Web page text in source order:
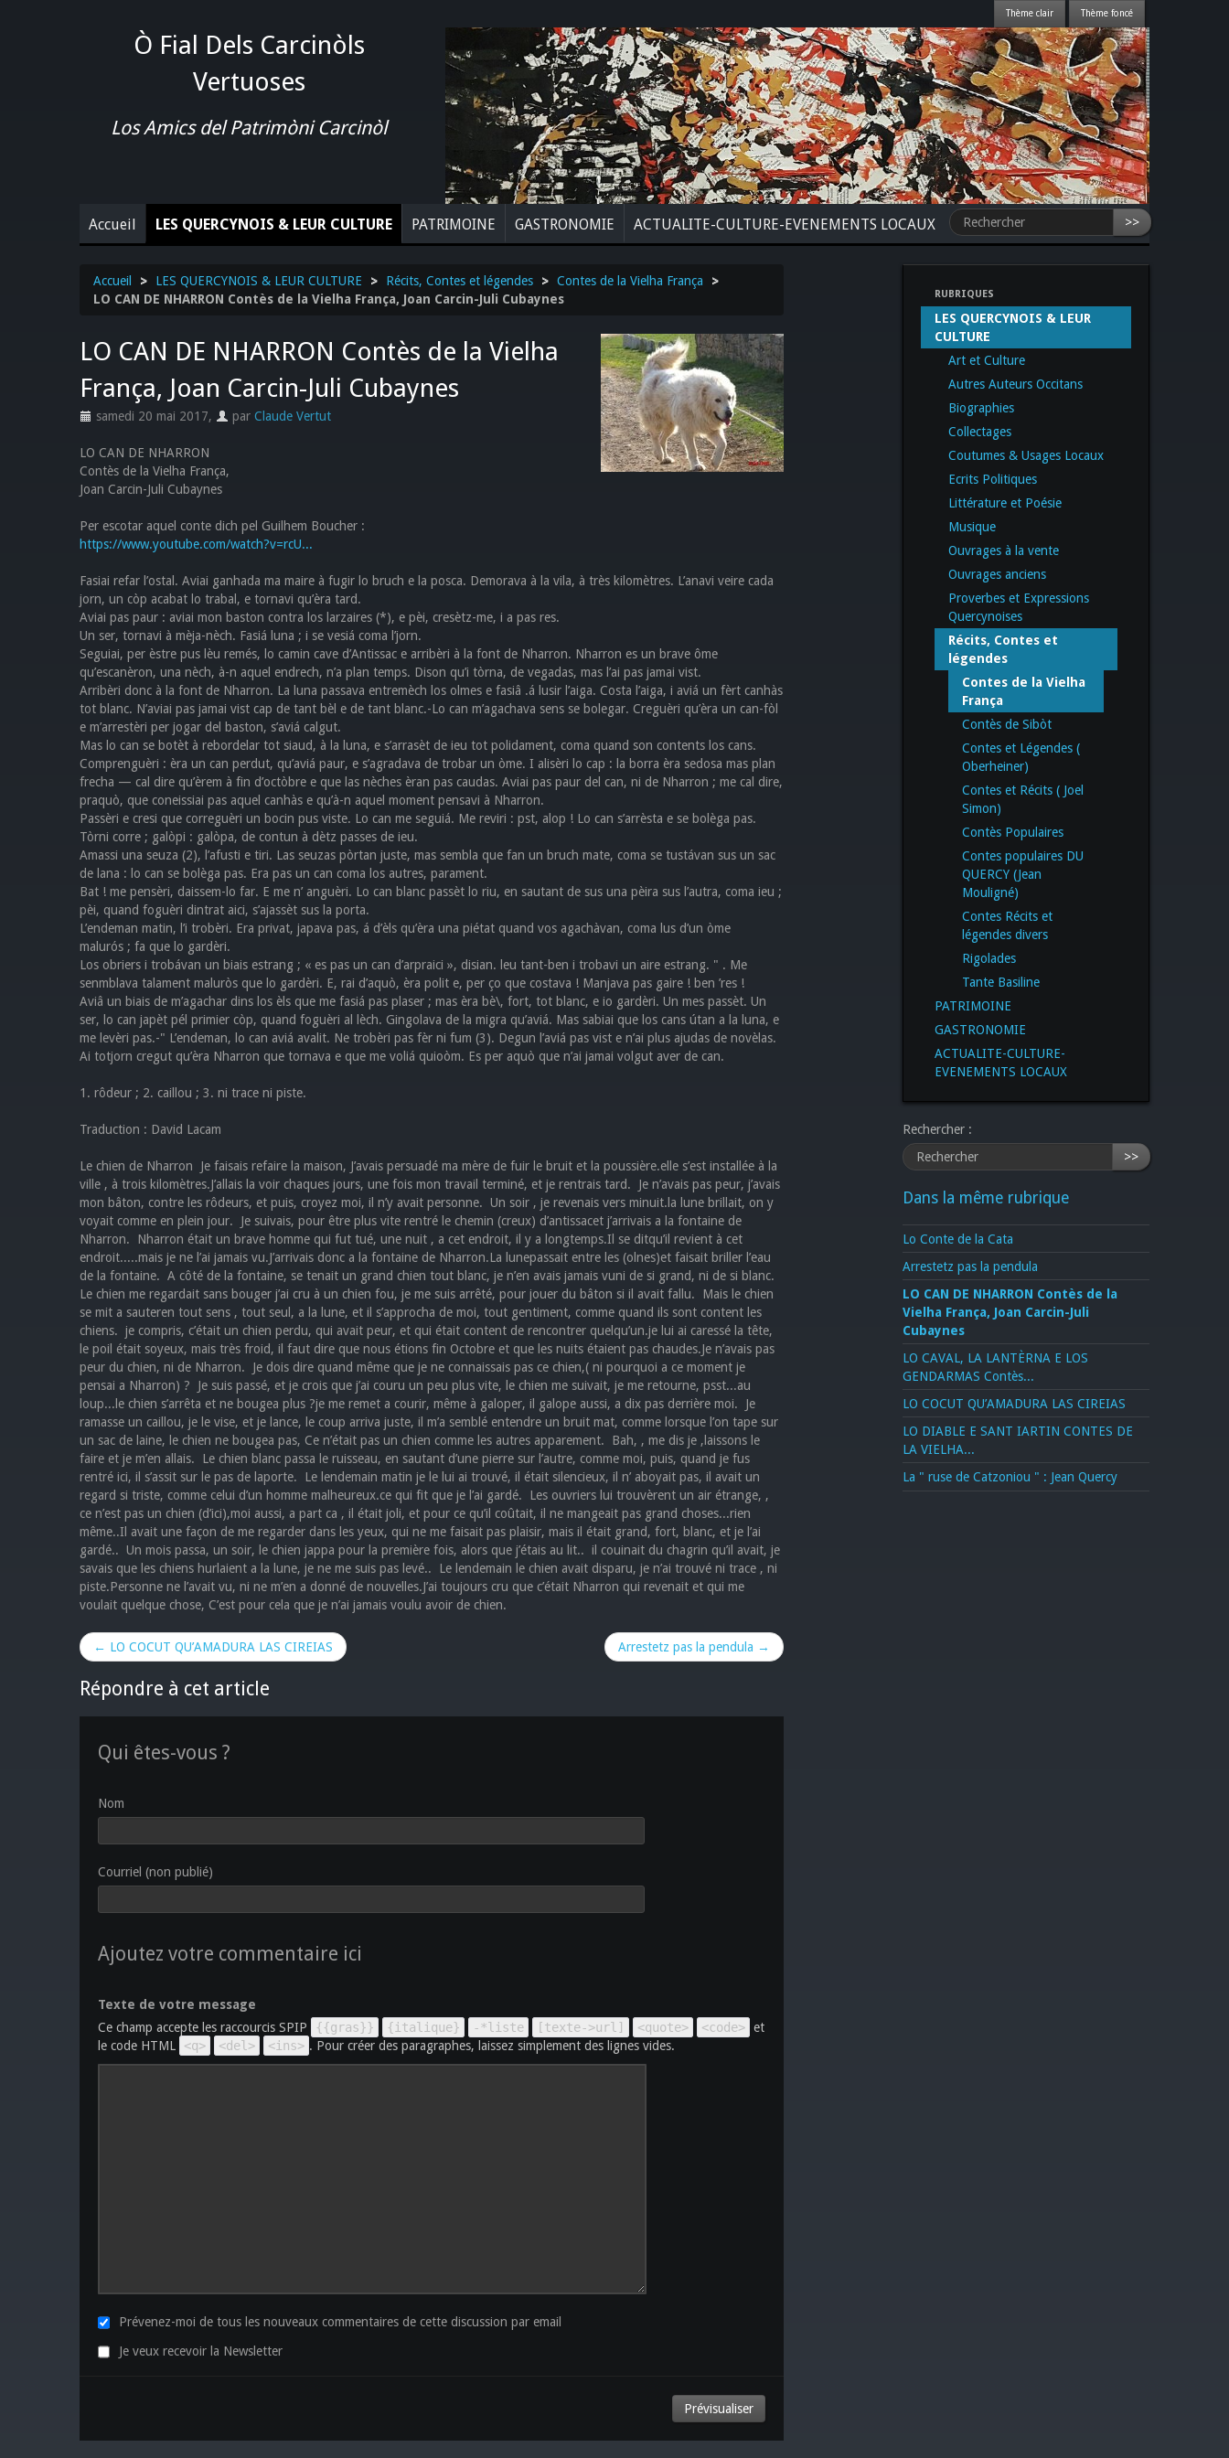
Ò Fial Dels Carcinòls
Vertuoses
Los Amics del Patrimòni Carcinòl
Accueil LES QUERCYNOIS & LEUR CULTURE PATRIMOINE GASTRONOMIE ACTUALITE-CULTURE-EVENEMENTS LOCAUX >>
Accueil > LES QUERCYNOIS & LEUR CULTURE > Récits, Contes et légendes > Contes de la Vielha França
>
LO CAN DE NHARRON Contès de la Vielha França, Joan Carcin-Juli Cubaynes
LO CAN DE NHARRON Contès de la Vielha
França, Joan Carcin-Juli Cubaynes
samedi 20 mai 2017, par Claude Vertut
LO CAN DE NHARRON
Contès de la Vielha França,
Joan Carcin-Juli Cubaynes
Per escotar aquel conte dich pel Guilhem Boucher :
https://www.youtube.com/watch?v=rcU...
Fasiai refar l’ostal. Aviai ganhada ma maire à fugir lo bruch e la posca. Demorava à la vila, à très kilomètres. L’anavi veire cada
jorn, un còp acabat lo trabal, e tornavi qu’èra tard.
Aviai pas paur : aviai mon baston contra los larzaires (*), e pèi, cresètz-me, i a pas res.
Un ser, tornavi à mèja-nèch. Fasiá luna ; i se vesiá coma l’jorn.
Seguiai, per èstre pus lèu remés, lo camin cave d’Antissac e arribèri à la font de Nharron. Nharron es un brave ôme
qu’escanèron, una nèch, à-n aquel endrech, n’a plan temps. Dison qu’i tòrna, de vegadas, mas l’ai pas jamai vist.
Arribèri donc à la font de Nharron. La luna passava entremèch los olmes e fasiâ .á lusir l’aiga. Costa l’aiga, i aviá un fèrt canhàs
tot blanc. N’aviai pas jamai vist cap de tant bèl e de tant blanc.-Lo can m’agachava sens se bolegar. Creguèri qu’èra un can-fòl
e m’arrestèri per jogar del baston, s’aviá calgut.
Mas lo can se botèt à rebordelar tot siaud, à la luna, e s’arrasèt de ieu tot polidament, coma quand son contents los cans.
Comprenguèri : èra un can perdut, qu’aviá paur, e s’agradava de trobar un òme. I alisèri lo cap : la borra èra sedosa mas plan
frecha — cal dire qu’èrem à fin d’octòbre e que las nèches èran pas caudas. Aviai pas paur del can, ni de Nharron ; me cal dire,
praquò, que coneissiai pas aquel canhàs e qu’à-n aquel moment pensavi à Nharron.
Passèri e cresi que correguèri un bocin pus viste. Lo can me seguiá. Me reviri : pst, alop ! Lo can s’arrèsta e se bolèga pas.
Tòrni corre ; galòpi : galòpa, de contun à dètz passes de ieu.
Amassi una seuza (2), l’afusti e tiri. Las seuzas pòrtan juste, mas sembla que fan un bruch mate, coma se tustávan sus un sac
de lana : lo can se bolèga pas. Era pas un can coma los autres, parament.
Bat ! me pensèri, daissem-lo far. E me n’ anguèri. Lo can blanc passèt lo riu, en sautant de sus una pèira sus l’autra, coma ieu ;
pèi, quand foguèri dintrat aici, s’ajassèt sus la porta.
L’endeman matin, l’i trobèri. Era privat, japava pas, á d’èls qu’èra una piétat quand vos agachàvan, coma lus d’un òme
malurós ; fa que lo gardèri.
Los obriers i trobávan un biais estrang ; « es pas un can d’arpraici », disian. leu tant-ben i trobavi un aire estrang. " . Me
senmblava talament maluròs que lo gardèri. E, rai d’aquò, èra polit e, per ço que costava ! Manjava pas gaire ! ben ’res !
Aviâ un biais de m’agachar dins los èls que me fasiá pas plaser ; mas èra bè\, fort, tot blanc, e io gardèri. Un mes passèt. Un
ser, lo can japèt pél primier còp, quand foguèri al lèch. Gingolava de la migra qu’aviá. Mas sabiai que los cans útan a la luna, e
me levèri pas.-" L’endeman, lo can aviá avalit. Ne trobèri pas fèr ni fum (3). Degun l’aviá pas vist e n’ai plus ajudas de novèlas.
Ai totjorn cregut qu’èra Nharron que tornava e que me voliá quioòm. Es per aquò que n’ai jamai volgut aver de can.
1. rôdeur ; 2. caillou ; 3. ni trace ni piste.
Traduction : David Lacam
Le chien de Nharron Je faisais refaire la maison, J’avais persuadé ma mère de fuir le bruit et la poussière.elle s’est installée à la
ville , à trois kilomètres.J’allais la voir chaques jours, une fois mon travail terminé, et je rentrais tard. Je n’avais pas peur, j’avais
mon bâton, contre les rôdeurs, et puis, croyez moi, il n’y avait personne. Un soir , je revenais vers minuit.la lune brillait, on y
voyait comme en plein jour. Je suivais, pour être plus vite rentré le chemin (creux) d’antissacet j’arrivais a la fontaine de
Nharron. Nharron était un brave homme qui fut tué, une nuit , a cet endroit, il y a longtemps.Il se ditqu’il revient à cet
endroit.....mais je ne l’ai jamais vu.J’arrivais donc a la fontaine de Nharron.La lunepassait entre les (olnes)et faisait briller l’eau
de la fontaine. A côté de la fontaine, se tenait un grand chien tout blanc, je n’en avais jamais vuni de si grand, ni de si blanc.
Le chien me regardait sans bouger j’ai cru à un chien fou, je me suis arrêté, pour jouer du bâton si il avait fallu. Mais le chien
se mit a sauteren tout sens , tout seul, a la lune, et il s’approcha de moi, tout gentiment, comme quand ils sont content les
chiens. je compris, c’était un chien perdu, qui avait peur, et qui était content de rencontrer quelqu’un.je lui ai caressé la tête,
le poil était soyeux, mais très froid, il faut dire que nous étions fin Octobre et que les nuits étaient pas chaudes.Je n’avais pas
peur du chien, ni de Nharron. Je dois dire quand même que je ne connaissais pas ce chien,( ni pourquoi a ce moment je
pensai a Nharron) ? Je suis passé, et je crois que j’ai couru un peu plus vite, le chien me suivait, je me retourne, psst...au
loup...le chien s’arrêta et ne bougea plus ?je me remet a courir, même à galoper, il galope aussi, a dix pas derrière moi. Je
ramasse un caillou, je le vise, et je lance, le coup arriva juste, il m’a semblé entendre un bruit mat, comme lorsque l’on tape sur
un sac de laine, le chien ne bougea pas, Ce n’était pas un chien comme les autres apparement. Bah, , me dis je ,laissons le
faire et je m’en allais. Le chien blanc passa le ruisseau, en sautant d’une pierre sur l’autre, comme moi, puis, quand je fus
rentré ici, il s’assit sur le pas de laporte. Le lendemain matin je le lui ai trouvé, il était silencieux, il n’ aboyait pas, il avait un
regard si triste, comme celui d’un homme malheureux.ce qui fit que je l’ai gardé. Les ouvriers lui trouvèrent un air étrange, ,
ce n’est pas un chien (d’ici),moi aussi, a part ca , il était joli, et pour ce qu’il coûtait, il ne mangeait pas grand choses...rien
même..Il avait une façon de me regarder dans les yeux, qui ne me faisait pas plaisir, mais il était grand, fort, blanc, et je l’ai
gardé.. Un mois passa, un soir, le chien jappa pour la première fois, alors que j’étais au lit.. il couinait du chagrin qu’il avait, je
savais que les chiens hurlaient a la lune, je ne me suis pas levé.. Le lendemain le chien avait disparu, je n’ai trouvé ni trace , ni
piste.Personne ne l’avait vu, ni ne m’en a donné de nouvelles.J’ai toujours cru que c’était Nharron qui revenait et qui me
voulait quelque chose, C’est pour cela que je n’ai jamais voulu avoir de chien.
← LO COCUT QU’AMADURA LAS CIREIAS Arrestetz pas la pendula →
Répondre à cet article
Qui êtes-vous ?
Nom
Courriel (non publié)
Ajoutez votre commentaire ici
Texte de votre message
Ce champ accepte les raccourcis SPIP
{{gras}} {italique} -*liste [texte->url] <quote> <code> et
le code HTML
<q> <del> <ins> . Pour créer des paragraphes, laissez simplement des lignes vides.
Prévenez-moi de tous les nouveaux commentaires de cette discussion par email
Je veux recevoir la Newsletter
RUBRIQUES
LES QUERCYNOIS & LEUR
CULTURE
Art et Culture
Autres Auteurs Occitans
Biographies
Collectages
Coutumes & Usages Locaux
Ecrits Politiques
Littérature et Poésie
Musique
Ouvrages à la vente
Ouvrages anciens
Proverbes et Expressions
Quercynoises
Récits, Contes et
légendes
Contes de la Vielha
França
Contès de Sibòt
Contes et Légendes (
Oberheiner)
Contes et Récits ( Joel
Simon)
Contès Populaires
Contes populaires DU
QUERCY (Jean
Mouligné)
Contes Récits et
légendes divers
Rigolades
Tante Basiline
PATRIMOINE
GASTRONOMIE
ACTUALITE-CULTURE-
EVENEMENTS LOCAUX
Rechercher :
>>
Dans la même rubrique
Lo Conte de la Cata
Arrestetz pas la pendula
LO CAN DE NHARRON Contès de la
Vielha França, Joan Carcin-Juli
Cubaynes
LO CAVAL, LA LANTÈRNA E LOS
GENDARMAS Contès...
LO COCUT QU’AMADURA LAS CIREIAS
LO DIABLE E SANT IARTIN CONTES DE
LA VIELHA...
La " ruse de Catzoniou " : Jean Quercy